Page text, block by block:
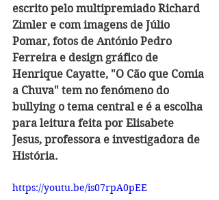
escrito pelo multipremiado Richard
Zimler e com imagens de Júlio
Pomar, fotos de António Pedro
Ferreira e design gráfico de
Henrique Cayatte, "O Cão que Comia
a Chuva" tem no fenómeno do
bullying o tema central e é a escolha
para leitura feita por Elisabete
Jesus, professora e investigadora de
História.
https://youtu.be/is07rpA0pEE